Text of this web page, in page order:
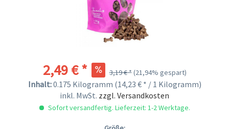
2,49 € * 3,19 € *(21,94% gespart)
Inhalt:0.175 Kilogramm (14,23 € * / 1 Kilogramm)
inkl. MwSt. zzgl. Versandkosten
Sofort versandfertig. Lieferzeit: 1-2 Werktage.